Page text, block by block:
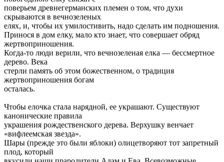
поверьем древнегерманских племен о том, что духи
скрываются в вечнозеленых
елях, и, чтобы их умилостивить, надо сделать им подношения.
Принося в дом елку, мало кто знает, что совершает обряд
жертвоприношения.
Когда-то люди верили, что вечнозеленая елка — бессмертное
дерево. Века
стерли память об этом божественном, о традиция
жертвоприношения богам
осталась.
Чтобы елочка стала нарядной, ее украшают. Существуют
канонические правила
украшения рождественского дерева. Верхушку венчает
«вифлеемская звезда».
Шары (прежде это были яблоки) олицетворяют тот запретный
плод, который